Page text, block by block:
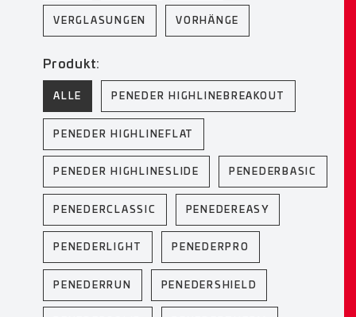
VERGLASUNGEN VORHÄNGE
Produkt:
ALLE PENEDER HIGHLINEBREAKOUT
PENEDER HIGHLINEFLAT
PENEDER HIGHLINESLIDE PENEDERBASIC
PENEDERCLASSIC PENEDEREASY
PENEDERLIGHT PENEDERPRO
PENEDERRUN PENEDERSHIELD